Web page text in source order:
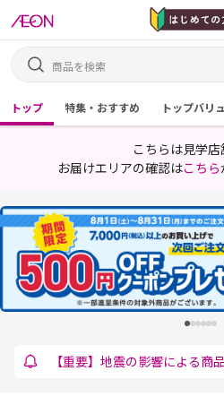
トップ 特集・おすすめ トップバリュ
こちらは見学店
お届けエリアの確認はこちら
【重要】地震の影響による商
ケース商品のお届けについて